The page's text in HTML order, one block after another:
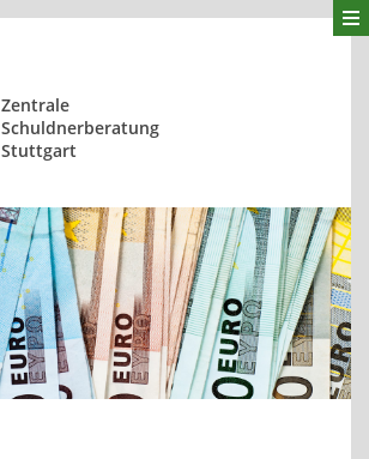
Zentrale
Schuldnerberatung
Stuttgart